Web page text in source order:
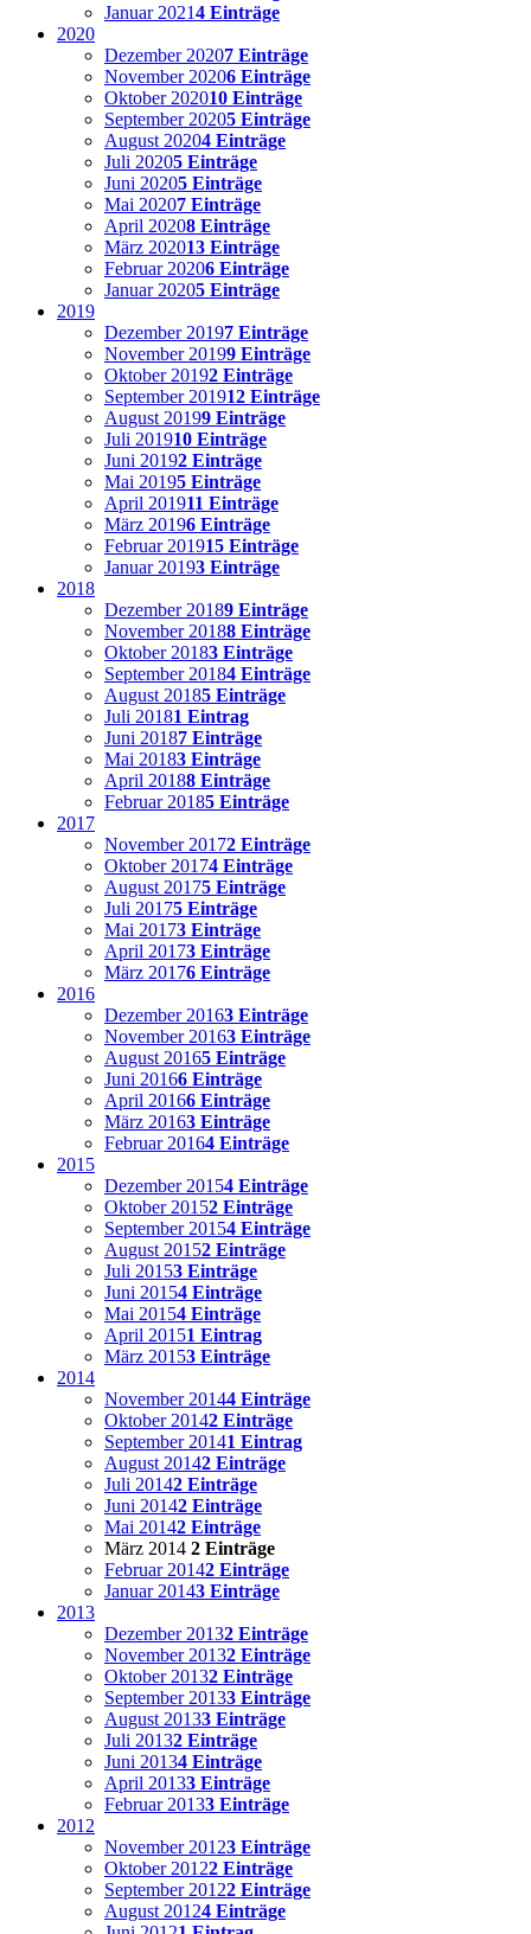
Januar 20214 Einträge
2020
Dezember 20207 Einträge
November 20206 Einträge
Oktober 202010 Einträge
September 20205 Einträge
August 20204 Einträge
Juli 20205 Einträge
Juni 20205 Einträge
Mai 20207 Einträge
April 20208 Einträge
März 202013 Einträge
Februar 20206 Einträge
Januar 20205 Einträge
2019
Dezember 20197 Einträge
November 20199 Einträge
Oktober 20192 Einträge
September 201912 Einträge
August 20199 Einträge
Juli 201910 Einträge
Juni 20192 Einträge
Mai 20195 Einträge
April 201911 Einträge
März 20196 Einträge
Februar 201915 Einträge
Januar 20193 Einträge
2018
Dezember 20189 Einträge
November 20188 Einträge
Oktober 20183 Einträge
September 20184 Einträge
August 20185 Einträge
Juli 20181 Eintrag
Juni 20187 Einträge
Mai 20183 Einträge
April 20188 Einträge
Februar 20185 Einträge
2017
November 20172 Einträge
Oktober 20174 Einträge
August 20175 Einträge
Juli 20175 Einträge
Mai 20173 Einträge
April 20173 Einträge
März 20176 Einträge
2016
Dezember 20163 Einträge
November 20163 Einträge
August 20165 Einträge
Juni 20166 Einträge
April 20166 Einträge
März 20163 Einträge
Februar 20164 Einträge
2015
Dezember 20154 Einträge
Oktober 20152 Einträge
September 20154 Einträge
August 20152 Einträge
Juli 20153 Einträge
Juni 20154 Einträge
Mai 20154 Einträge
April 20151 Eintrag
März 20153 Einträge
2014
November 20144 Einträge
Oktober 20142 Einträge
September 20141 Eintrag
August 20142 Einträge
Juli 20142 Einträge
Juni 20142 Einträge
Mai 20142 Einträge
März 2014 2 Einträge
Februar 20142 Einträge
Januar 20143 Einträge
2013
Dezember 20132 Einträge
November 20132 Einträge
Oktober 20132 Einträge
September 20133 Einträge
August 20133 Einträge
Juli 20132 Einträge
Juni 20134 Einträge
April 20133 Einträge
Februar 20133 Einträge
2012
November 20123 Einträge
Oktober 20122 Einträge
September 20122 Einträge
August 20124 Einträge